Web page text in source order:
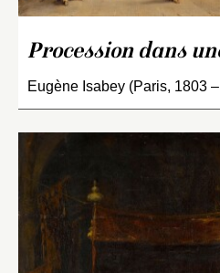
Procession dans
Eugène Isabey (Paris, 1803